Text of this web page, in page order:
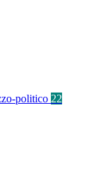
politico 22